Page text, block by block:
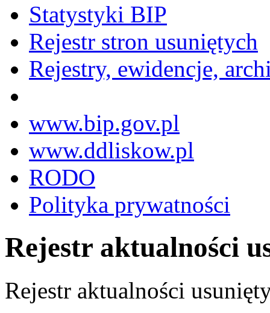
Statystyki BIP
Rejestr stron usuniętych
Rejestry, ewidencje,
www.bip.gov.pl
www.ddliskow.pl
RODO
Polityka prywatności
Rejestr aktualności
Rejestr aktualności